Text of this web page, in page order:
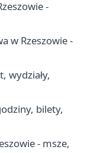
-
w Rzeszowie -
wydziały,
bilety,
- msze,